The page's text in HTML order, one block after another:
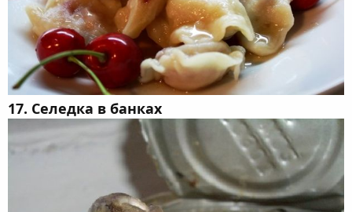
17. Селедка в банках